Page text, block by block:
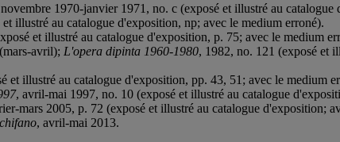
1970-janvier 1971, no. c (exposé et illustré au
illustré au catalogue d'exposition, np; avec le medium erroné).
et illustré au catalogue d'exposition, p. 75; avec le medium
avril); L'opera dipinta 1960-1980, 1982, no. 121 (exposé et
et illustré au catalogue d'exposition, pp. 43, 51; avec le medium
, avril-mai 1997, no. 10 (exposé et illustré au catalogue
mars 2005, p. 72 (exposé et illustré au catalogue d'exposition;
, avril-mai 2013.